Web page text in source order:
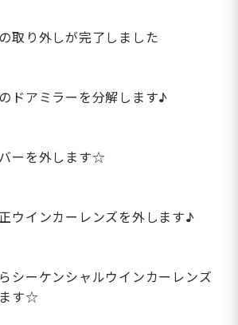
取り外しが完了しました
ドアミラーを分解します♪
ーを外します☆
ウインカーレンズを外します♪
シーケンシャルウインカーレンズ
す☆